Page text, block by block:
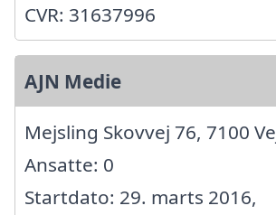
CVR: 31637996
AJN Medie
Mejsling Skovvej 76, 7100
Ansatte: 0
Startdato: 29. marts 2016,